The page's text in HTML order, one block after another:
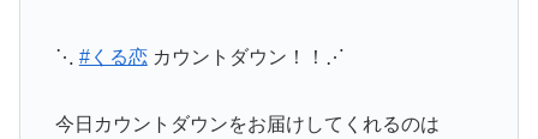
⋱ #くる恋カウントダウン！！⋰
今日カウントダウンをお届けしてくれるのは